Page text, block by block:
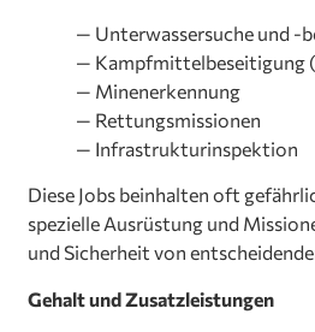
— Unterwassersuche und -
— Kampfmittelbeseitigung
— Minenerkennung
— Rettungsmissionen
— Infrastrukturinspektion
Diese Jobs beinhalten oft
spezielle Ausrüstung und
und Sicherheit von
Gehalt und Zusatzleistungen